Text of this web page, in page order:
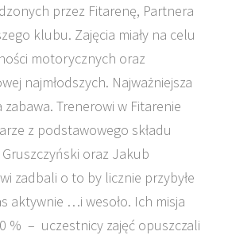
przez Fitarenę, Partnera
klubu. Zajęcia miały na celu
motorycznych oraz
najmłodszych. Najważniejsza
zabawa. Trenerowi w Fitarenie
z podstawowego składu
oraz Jakub
zadbali o to by licznie przybyłe
aktywnie …i wesoło. Ich misja
% – uczestnicy zajęć opuszczali